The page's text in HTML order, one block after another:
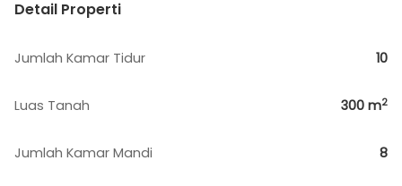
Detail Properti
Jumlah Kamar Tidur 10
Luas Tanah 300 m2
Jumlah Kamar Mandi 8